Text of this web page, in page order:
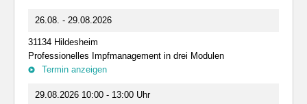
26.08. - 29.08.2026
31134 Hildesheim
Professionelles Impfmanagement in drei Modulen
Termin anzeigen
29.08.2026 10:00 - 13:00 Uhr